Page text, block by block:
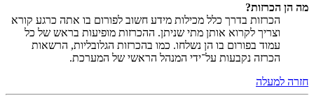
מה הן הכרזות?
הכרזות בדרך כלל מכילות מידע חשוב לפורום בו אתה כרגע קורא
וצריך לקרוא אותן מתי שניתן. ההכרזות מופיעות בראש של כל
עמוד בפורום בו הן נשלחו. כמו בהכרזות הגלובליות, הרשאות
הכרזה נקבעות על־ידי המנהל הראשי של המערכת.
חזרה למעלה